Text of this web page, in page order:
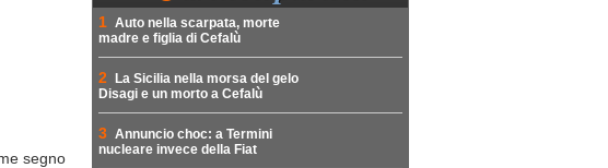
segno
1 Auto nella scarpata, morte
madre e figlia di Cefalù
2
La Sicilia nella morsa del gelo
Disagi e un morto a Cefalù
3 Annuncio choc: a Termini
nucleare invece della Fiat